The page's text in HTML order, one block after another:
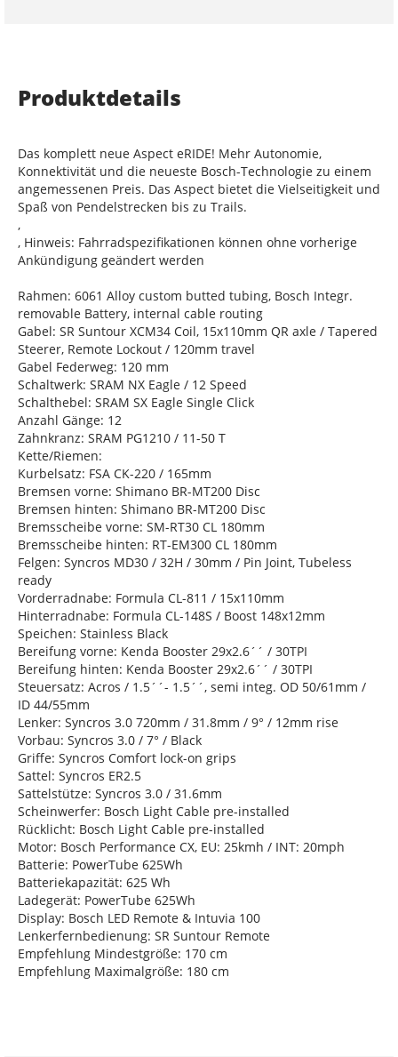
Produktdetails
Das komplett neue Aspect eRIDE! Mehr Autonomie,
Konnektivität und die neueste Bosch-Technologie zu einem
angemessenen Preis. Das Aspect bietet die Vielseitigkeit und
Spaß von Pendelstrecken bis zu Trails.
,
, Hinweis: Fahrradspezifikationen können ohne vorherige
Ankündigung geändert werden
Rahmen: 6061 Alloy custom butted tubing, Bosch Integr.
removable Battery, internal cable routing
Gabel: SR Suntour XCM34 Coil, 15x110mm QR axle / Tapered
Steerer, Remote Lockout / 120mm travel
Gabel Federweg: 120 mm
Schaltwerk: SRAM NX Eagle / 12 Speed
Schalthebel: SRAM SX Eagle Single Click
Anzahl Gänge: 12
Zahnkranz: SRAM PG1210 / 11-50 T
Kette/Riemen:
Kurbelsatz: FSA CK-220 / 165mm
Bremsen vorne: Shimano BR-MT200 Disc
Bremsen hinten: Shimano BR-MT200 Disc
Bremsscheibe vorne: SM-RT30 CL 180mm
Bremsscheibe hinten: RT-EM300 CL 180mm
Felgen: Syncros MD30 / 32H / 30mm / Pin Joint, Tubeless
ready
Vorderradnabe: Formula CL-811 / 15x110mm
Hinterradnabe: Formula CL-148S / Boost 148x12mm
Speichen: Stainless Black
Bereifung vorne: Kenda Booster 29x2.6´´ / 30TPI
Bereifung hinten: Kenda Booster 29x2.6´´ / 30TPI
Steuersatz: Acros / 1.5´´- 1.5´´, semi integ. OD 50/61mm /
ID 44/55mm
Lenker: Syncros 3.0 720mm / 31.8mm / 9° / 12mm rise
Vorbau: Syncros 3.0 / 7° / Black
Griffe: Syncros Comfort lock-on grips
Sattel: Syncros ER2.5
Sattelstütze: Syncros 3.0 / 31.6mm
Scheinwerfer: Bosch Light Cable pre-installed
Rücklicht: Bosch Light Cable pre-installed
Motor: Bosch Performance CX, EU: 25kmh / INT: 20mph
Batterie: PowerTube 625Wh
Batteriekapazität: 625 Wh
Ladegerät: PowerTube 625Wh
Display: Bosch LED Remote & Intuvia 100
Lenkerfernbedienung: SR Suntour Remote
Empfehlung Mindestgröße: 170 cm
Empfehlung Maximalgröße: 180 cm